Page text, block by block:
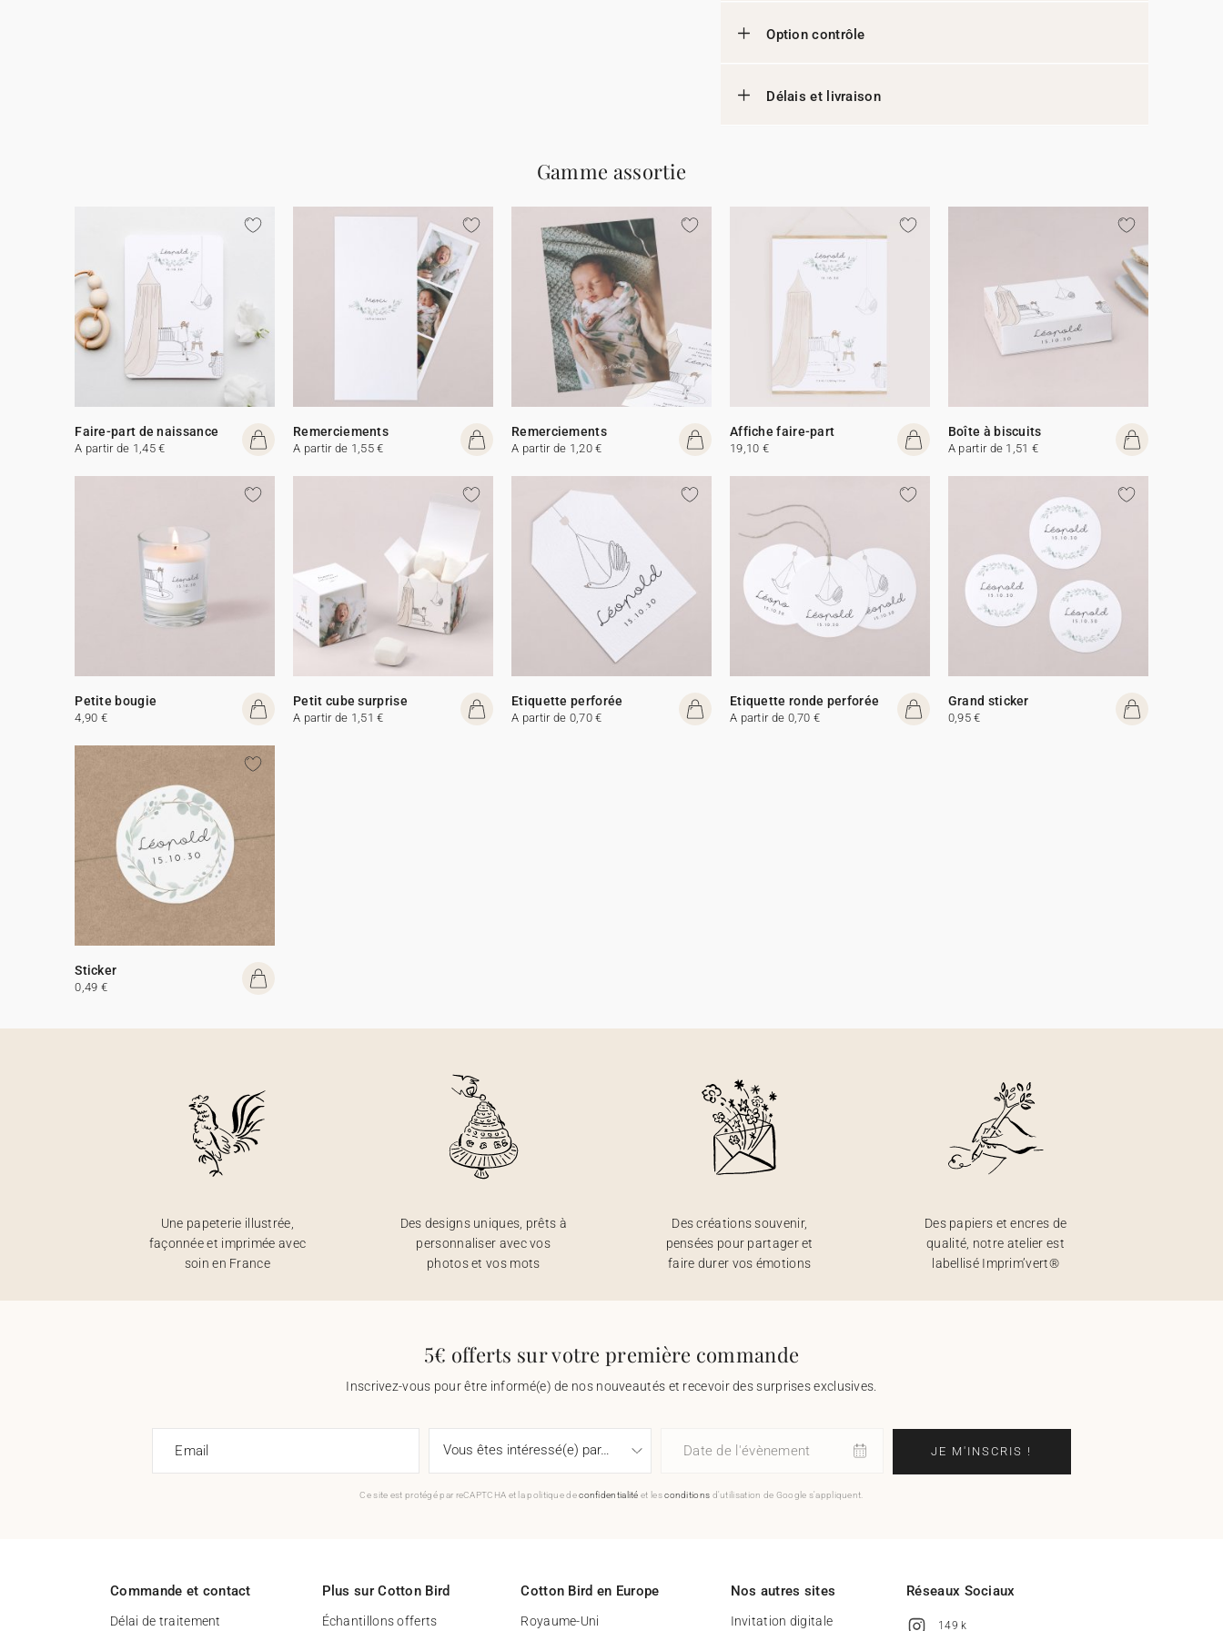
Option contrôle
Délais et livraison
Gamme assortie
Faire-part de naissance
A partir de 1,45 €
Remerciements
A partir de 1,55 €
Remerciements
A partir de 1,20 €
Affiche faire-part
19,10 €
Boîte à biscuits
A partir de 1,51 €
Petite bougie
4,90 €
Petit cube surprise
A partir de 1,51 €
Etiquette perforée
A partir de 0,70 €
Etiquette ronde perforée
A partir de 0,70 €
Grand sticker
0,95 €
Sticker
0,49 €
Une papeterie illustrée,
façonnée et imprimée avec
soin en France
Des designs uniques, prêts à
personnaliser avec vos
photos et vos mots
Des créations souvenir,
pensées pour partager et
faire durer vos émotions
Des papiers et encres de
qualité, notre atelier est
labellisé Imprim’vert®
5€ offerts sur votre première commande
Inscrivez-vous pour être informé(e) de nos nouveautés et recevoir des surprises exclusives.
Email Date de l'évènement JE M'INSCRIS !
Ce site est protégé par reCAPTCHA et la politique deconfidentialité et lesconditions d'utilisation de Google s'appliquent.
Commande et contact
Délai de traitement
Plus sur Cotton Bird
Échantillons offerts
Cotton Bird en Europe
Royaume-Uni
Nos autres sites
Invitation digitale
Réseaux Sociaux
149 k